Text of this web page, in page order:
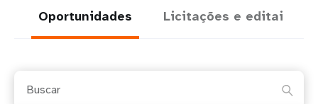
Oportunidades Licitações e editais